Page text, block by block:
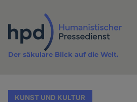
Inhalt
Der säkulare Blick auf die Welt.
KUNST UND KULTUR